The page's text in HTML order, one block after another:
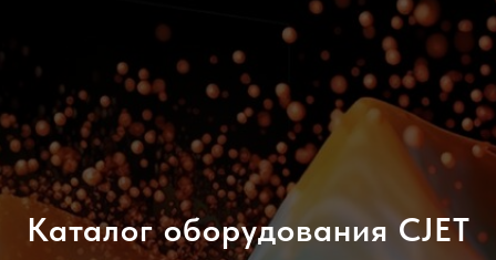
Каталог оборудования CJET